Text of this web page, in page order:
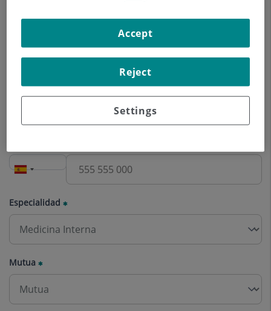
Apellidos
Correo electrónico
Especialidad
Mutua
Settings
Reject
Accept